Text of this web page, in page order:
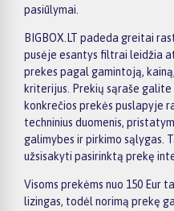
pasiūlymai.
BIGBOX.LT padeda greitai
pusėje esantys filtrai leidžia
prekes pagal gamintoją,
kriterijus. Prekių sąraše
konkrečios prekės puslapyje
techninius duomenis,
galimybes ir pirkimo sąlygas.
užsisakyti pasirinktą prekę
Visoms prekėms nuo 150 Eur
lizingas, todėl norimą prekę